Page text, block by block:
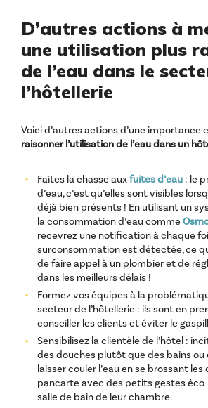
D’autres actions à
une utilisation plus
de l’eau dans le
l’hôtellerie
Voici d’autres actions d’une importance
raisonner l’utilisation de l’eau dans un
Faites la chasse auxfuites d’eau : le
d’eau, c’est qu’elles sont visibles
déjà bien présents ! En utilisant un
la consommation d’eau comme
recevrez une notification à chaque
surconsommation est détectée, ce
de faire appel à un plombier et de
dans les meilleurs délais !
Formez vos équipes à la
secteur de l’hôtellerie : ils sont en
conseiller les clients et éviter le
Sensibilisez la clientèle de l’hôtel :
des douches plutôt que des bains ou
laisser couler l’eau en se brossant les
pancarte avec des petits gestes
salle de bain de leur chambre.